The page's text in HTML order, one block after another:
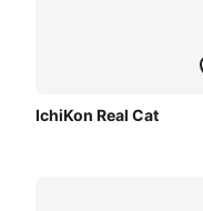
IchiKon Real Cat